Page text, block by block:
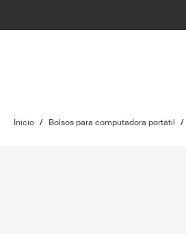
Inicio / Bolsos para computadora portátil /